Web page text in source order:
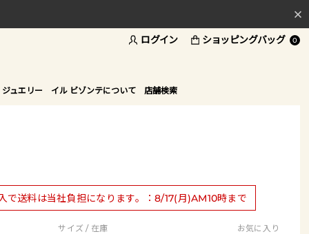
ログイン ショッピングバッグ 0
ュエリー イル ビゾンテについて 店舗検索
で送料は当社負担になります。：8/17(月)AM10時まで
サイズ / 在庫 お気に入り